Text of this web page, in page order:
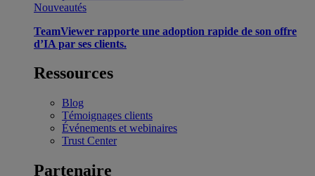
Nouveautés
TeamViewer rapporte une adoption rapide de son offre
d’IA par ses clients.
Ressources
Blog
Témoignages clients
Événements et webinaires
Trust Center
Partenaire